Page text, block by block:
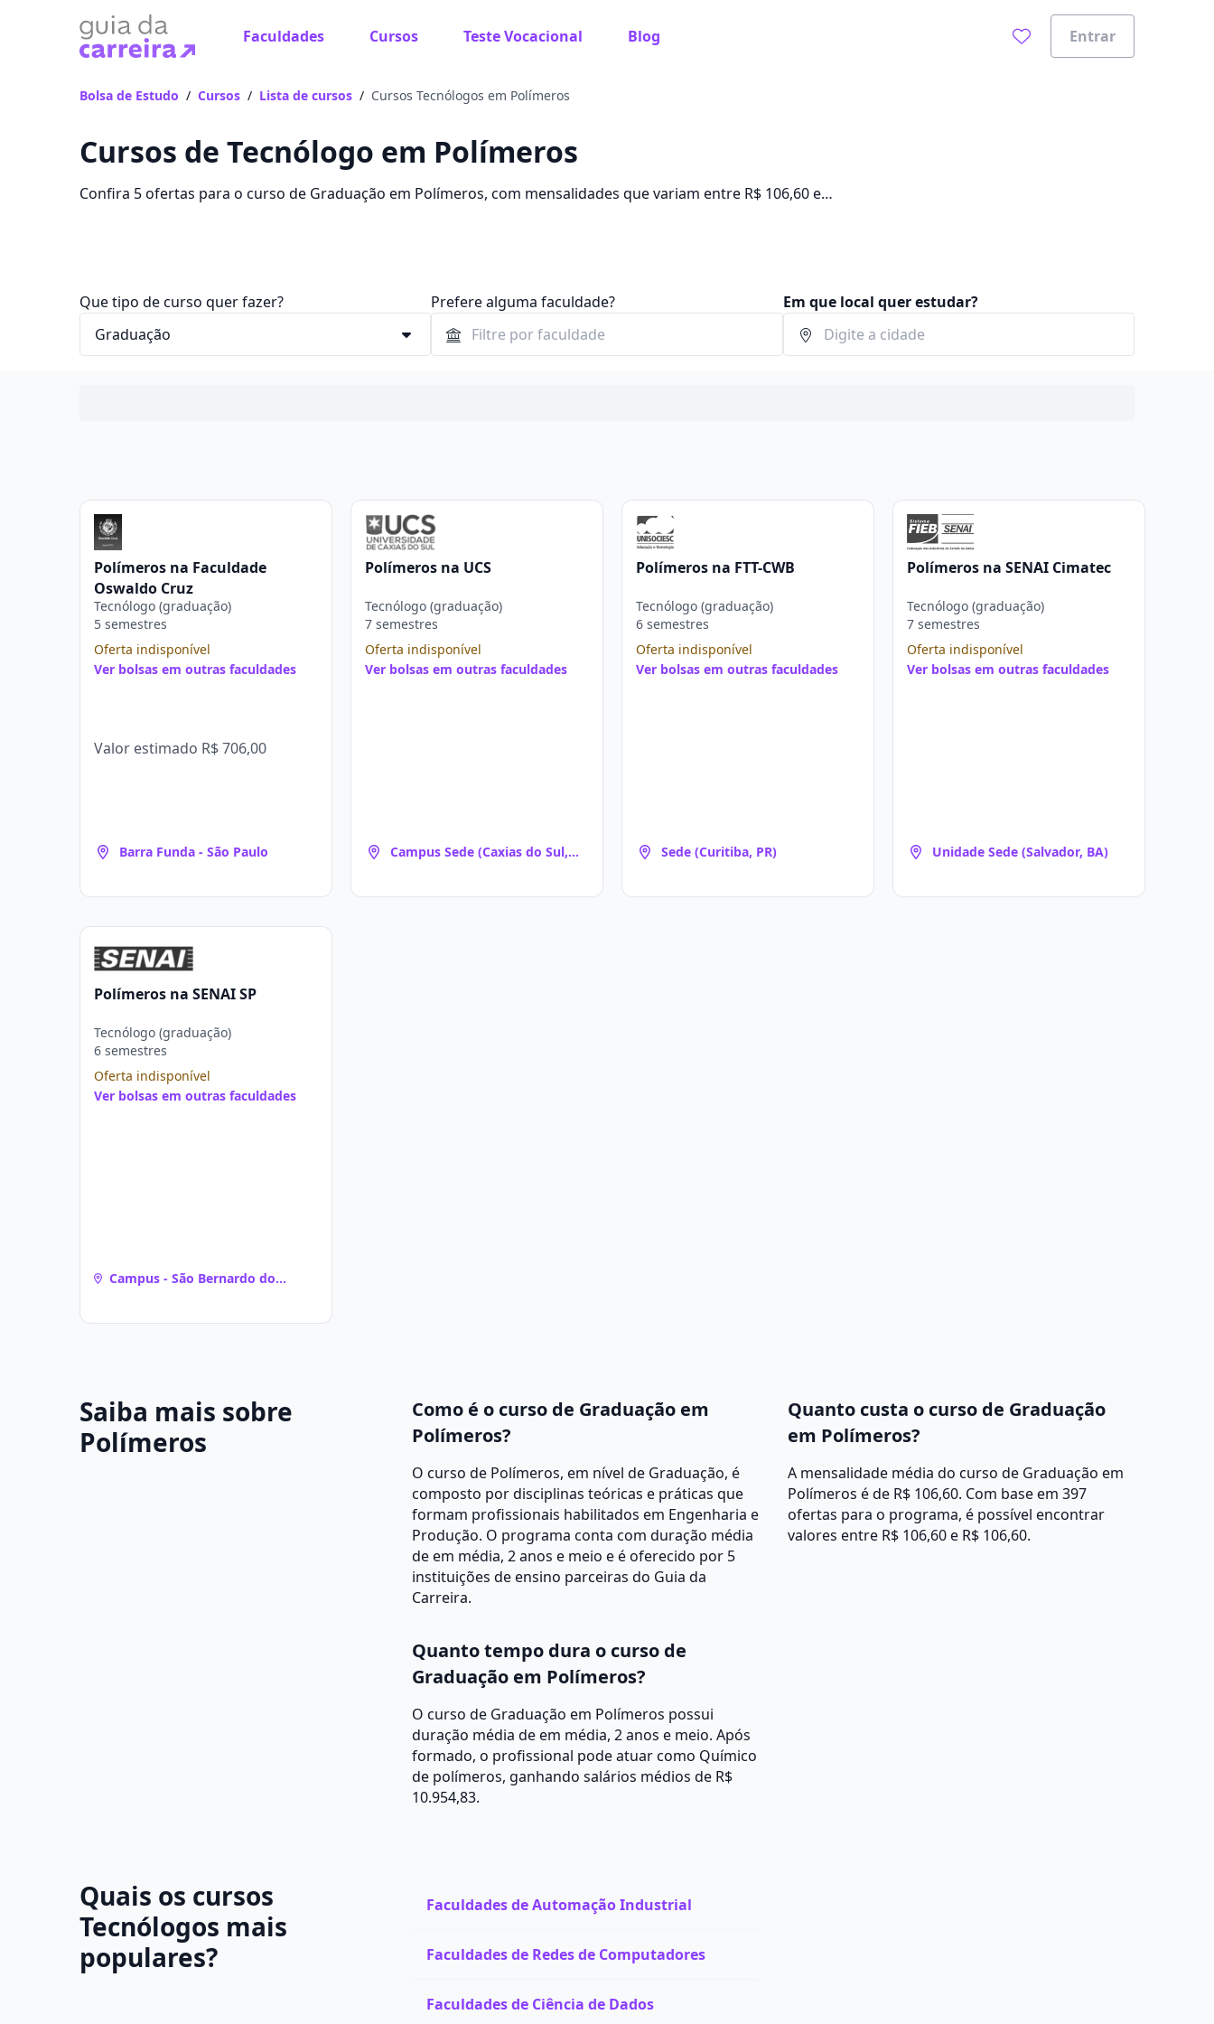
Faculdades Cursos Teste Vocacional Blog Entrar
Bolsa de Estudo / Cursos / Lista de cursos / Cursos Tecnólogos em Polímeros
Cursos de Tecnólogo em Polímeros
Confira 5 ofertas para o curso de Graduação em Polímeros, com mensalidades que variam entre R$ 106,60 e
Que tipo de curso quer fazer? Prefere alguma faculdade? Em que local quer estudar?
Polímeros na Faculdade
Oswaldo Cruz
Tecnólogo (graduação)
5 semestres
Oferta indisponível
Ver bolsas em outras faculdades
Valor estimado R$ 706,00
Barra Funda - São Paulo
Polímeros na UCS
Tecnólogo (graduação)
7 semestres
Oferta indisponível
Ver bolsas em outras faculdades
Campus Sede (Caxias do Sul,
Polímeros na FTT-CWB
Tecnólogo (graduação)
6 semestres
Oferta indisponível
Ver bolsas em outras faculdades
Sede (Curitiba, PR)
Polímeros na SENAI Cimatec
Tecnólogo (graduação)
7 semestres
Oferta indisponível
Ver bolsas em outras faculdades
Unidade Sede (Salvador, BA)
Polímeros na SENAI SP
Tecnólogo (graduação)
6 semestres
Oferta indisponível
Ver bolsas em outras faculdades
Campus - São Bernardo do
Saiba mais sobre
Polímeros
Como é o curso de Graduação em
Polímeros?
O curso de Polímeros, em nível de Graduação, é
composto por disciplinas teóricas e práticas que
formam profissionais habilitados em Engenharia e
Produção. O programa conta com duração média
de em média, 2 anos e meio e é oferecido por 5
instituições de ensino parceiras do Guia da
Carreira.
Quanto custa o curso de Graduação
em Polímeros?
A mensalidade média do curso de Graduação em
Polímeros é de R$ 106,60. Com base em 397
ofertas para o programa, é possível encontrar
valores entre R$ 106,60 e R$ 106,60.
Quanto tempo dura o curso de
Graduação em Polímeros?
O curso de Graduação em Polímeros possui
duração média de em média, 2 anos e meio. Após
formado, o profissional pode atuar como Químico
de polímeros, ganhando salários médios de R$
10.954,83.
Quais os cursos
Tecnólogos mais
populares?
Faculdades de Automação Industrial
Faculdades de Redes de Computadores
Faculdades de Ciência de Dados